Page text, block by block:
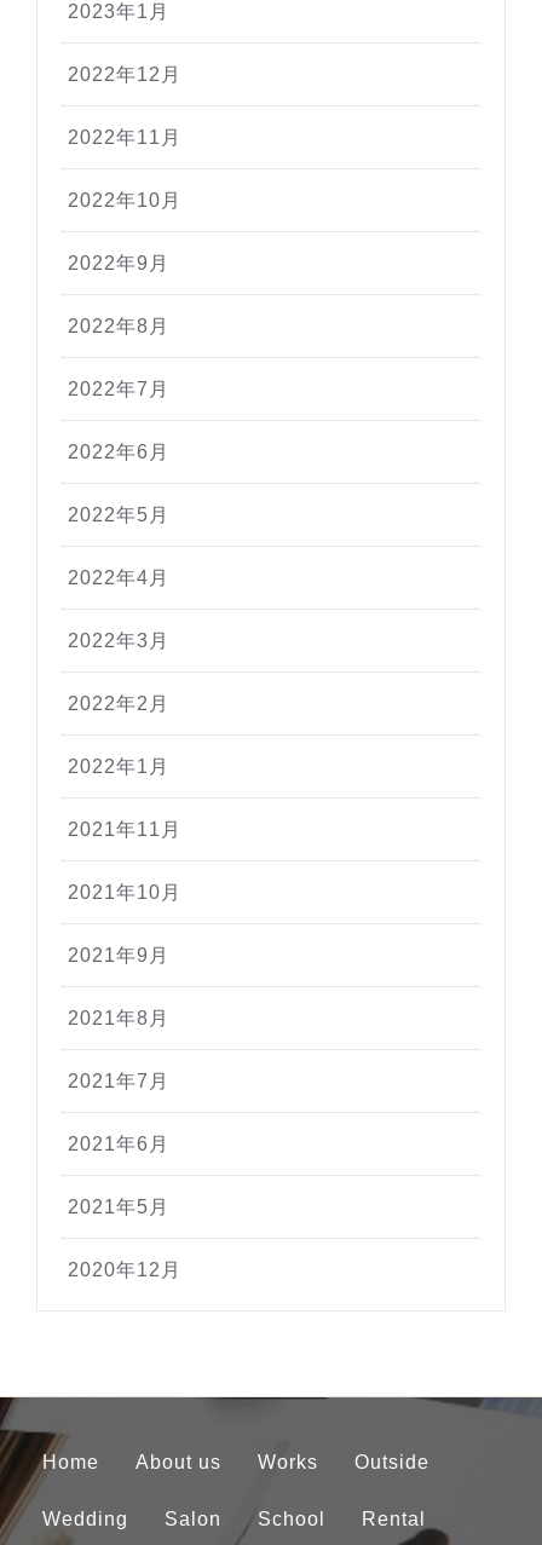
2023年1月
2022年12月
2022年11月
2022年10月
2022年9月
2022年8月
2022年7月
2022年6月
2022年5月
2022年4月
2022年3月
2022年2月
2022年1月
2021年11月
2021年10月
2021年9月
2021年8月
2021年7月
2021年6月
2021年5月
2020年12月
Home About us Works Outside
Wedding Salon School Rental